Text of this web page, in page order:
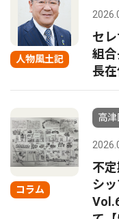
人物風土記
セ
組
長
コラム
高津
不
シ